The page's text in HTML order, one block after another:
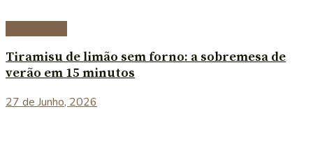
Tiramisu de limão sem forno: a sobremesa de
verão em 15 minutos
27 de Junho, 2026